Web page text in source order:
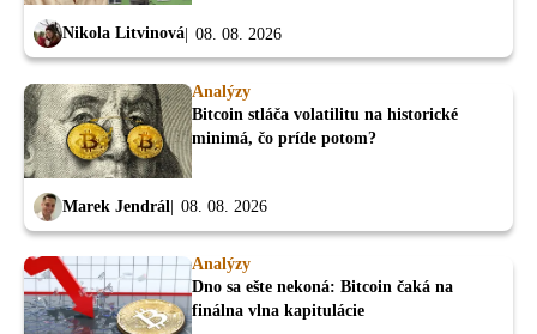
Nikola Litvinová 08. 08. 2026
Analýzy
Bitcoin stláča volatilitu na historické
minimá, čo príde potom?
Marek Jendrál 08. 08. 2026
Analýzy
Dno sa ešte nekoná: Bitcoin čaká na
finálna vlna kapitulácie